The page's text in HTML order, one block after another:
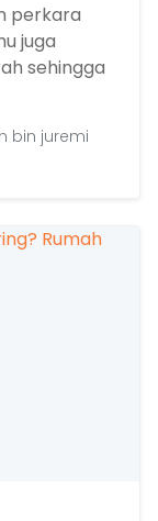
perkara
juga
sehingga
bin juremi